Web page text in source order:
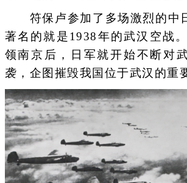
符保卢参加了多场激烈的中
著名的就是1938年的武汉空战
领南京后，日军就开始不断对
袭，企图摧毁我国位于武汉的重